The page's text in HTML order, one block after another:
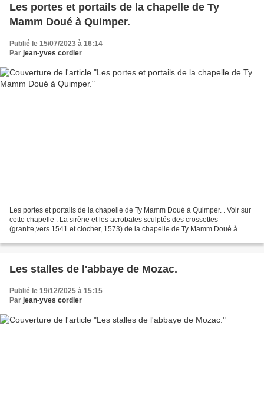
Les portes et portails de la chapelle de Ty
Mamm Doué à Quimper.
Publié le 15/07/2023 à 16:14
Par jean-yves cordier
Les portes et portails de la chapelle de Ty Mamm Doué à Quimper. . Voir sur
cette chapelle : La sirène et les acrobates sculptés des crossettes
(granite,vers 1541 et clocher, 1573) de la chapelle de Ty Mamm Doué à
Les stalles de l'abbaye de Mozac.
Publié le 19/12/2025 à 15:15
Par jean-yves cordier